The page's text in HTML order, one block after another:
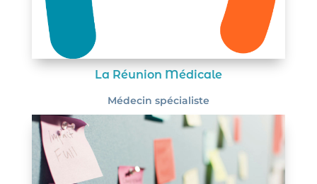
La Réunion Médicale
Médecin spécialiste